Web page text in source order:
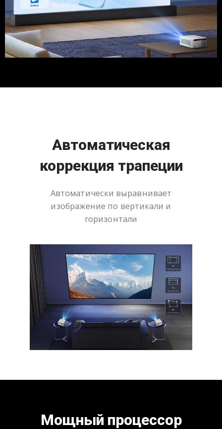
Автоматическая
коррекция трапеции
Автоматически выравнивает
изображение по вертикали и
горизонтали
Мощный процессор